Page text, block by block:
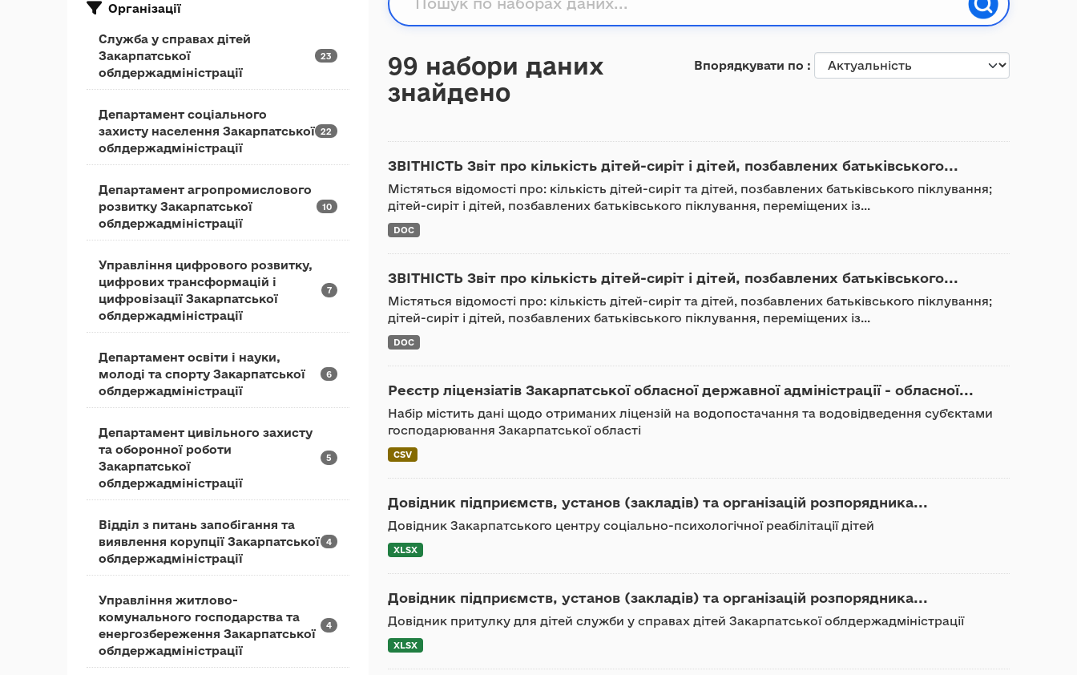
Організації
Служба у справах дітей
Закарпатської
облдержадміністрації
23
Департамент соціального
захисту населення Закарпатської
облдержадміністрації
22
Департамент агропромислового
розвитку Закарпатської
облдержадміністрації
10
Управління цифрового розвитку,
цифрових трансформацій і
цифровізації Закарпатської
облдержадміністрації
7
Департамент освіти і науки,
молоді та спорту Закарпатської
облдержадміністрації
6
Департамент цивільного захисту
та оборонної роботи
Закарпатської
облдержадміністрації
5
Відділ з питань запобігання та
виявлення корупції Закарпатської
облдержадміністрації
4
Управління житлово-
комунального господарства та
енергозбереження Закарпатської
облдержадміністрації
4
Впорядкувати по
99 набори даних
знайдено
ЗВІТНІСТЬ Звіт про кількість дітей-сиріт і дітей, позбавлених батьківського...
Містяться відомості про: кількість дітей-сиріт та дітей, позбавлених батьківського піклування;
дітей-сиріт і дітей, позбавлених батьківського піклування, переміщених із...
DOC
ЗВІТНІСТЬ Звіт про кількість дітей-сиріт і дітей, позбавлених батьківського...
Містяться відомості про: кількість дітей-сиріт та дітей, позбавлених батьківського піклування;
дітей-сиріт і дітей, позбавлених батьківського піклування, переміщених із...
DOC
Реєстр ліцензіатів Закарпатської обласної державної адміністрації - обласної...
Набір містить дані щодо отриманих ліцензій на водопостачання та водовідведення суб'єктами
господарювання Закарпатської області
CSV
Довідник підприємств, установ (закладів) та організацій розпорядника...
Довідник Закарпатського центру соціально-психологічної реабілітації дітей
XLSX
Довідник підприємств, установ (закладів) та організацій розпорядника...
Довідник притулку для дітей служби у справах дітей Закарпатської облдержадміністрації
XLSX